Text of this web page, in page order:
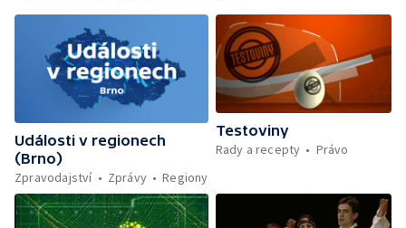
Události v regionech
(Brno)
Zpravodajství
Zprávy Regiony
Testoviny
Rady a recepty
Právo